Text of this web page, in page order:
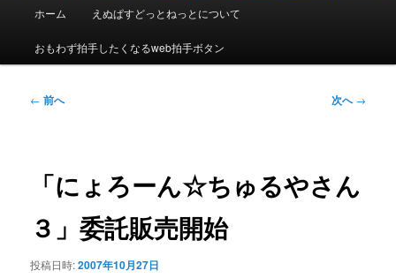
メ
ホーム えぬぱすどっとねっとについて
おもわず拍手したくなるweb拍手ボタン
投
ョ
← 前へ 次へ→
「にょろーん☆ちゅるやさん
３」委託販売開始
投稿日時:2007年10月27日